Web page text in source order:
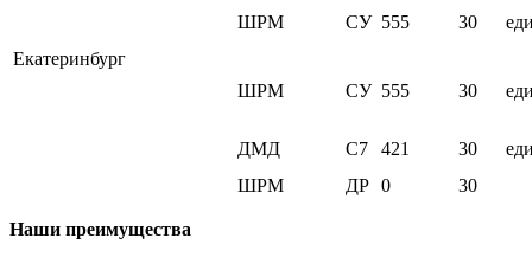
Екатеринбург
ШРМ СУ 555 30
ШРМ СУ 555 30
ДМД С7 421 30
ШРМ
ДР 0 30
Наши преимущества